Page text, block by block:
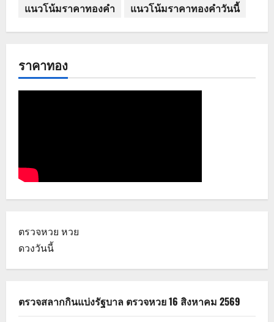
แนวโน้มราคาทองคำ
แนวโน้มราคาทองคำวันนี้
ราคาทอง
ตรวจหวย หวย
ดวงวันนี้
ตรวจสลากกินแบ่งรัฐบาล ตรวจหวย 16 สิงหาคม 2569